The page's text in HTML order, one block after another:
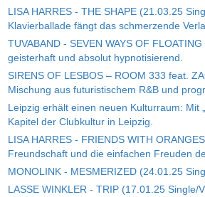
LISA HARRES - THE SHAPE (21.03.25
Klavierballade fängt das schmerzende
TUVABAND - SEVEN WAYS OF
geisterhaft und absolut hypnotisierend.
SIRENS OF LESBOS – ROOM 333 feat.
Mischung aus futuristischem R&B und
Leipzig erhält einen neuen Kulturraum: Mit
Kapitel der Clubkultur in Leipzig.
LISA HARRES - FRIENDS WITH
Freundschaft und die einfachen Freuden
MONOLINK - MESMERIZED (24.01.25
LASSE WINKLER - TRIP (17.01.25